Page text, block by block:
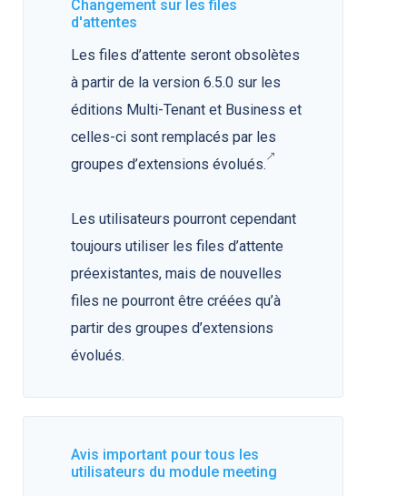
Changement sur les files
d'attentes
Les files d’attente seront obsolètes
à partir de la version 6.5.0 sur les
éditions Multi-Tenant et Business et
celles-ci sont remplacés par les
groupes d’extensions évolués.
Les utilisateurs pourront cependant
toujours utiliser les files d’attente
préexistantes, mais de nouvelles
files ne pourront être créées qu’à
partir des groupes d’extensions
évolués.
Avis important pour tous les
utilisateurs du module meeting